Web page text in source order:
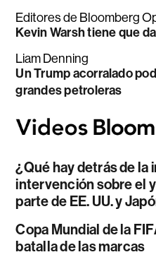
Editores de Bloomberg
Kevin Warsh tiene que
Liam Denning
Un Trump acorralado
grandes petroleras
¿Qué hay detrás de la
intervención sobre el
parte de EE. UU. y
Copa Mundial de la
batalla de las marcas